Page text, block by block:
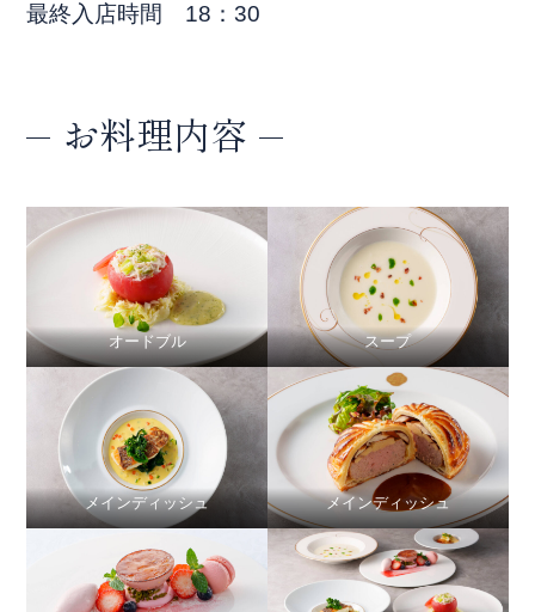
金刀比羅宮（神前結婚式）
Close
最終入店時間 18：30
お料理内容
オードブル スープ
メインディッシュ メインディッシュ